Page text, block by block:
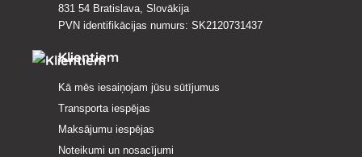
831 54 Bratislava, Slovākija
PVN identifikācijas numurs: SK2120731437
Klientiem
Kā mēs iesaiņojam jūsu sūtījumus
Transporta iespējas
Maksājumu iespējas
Noteikumi un nosacījumi